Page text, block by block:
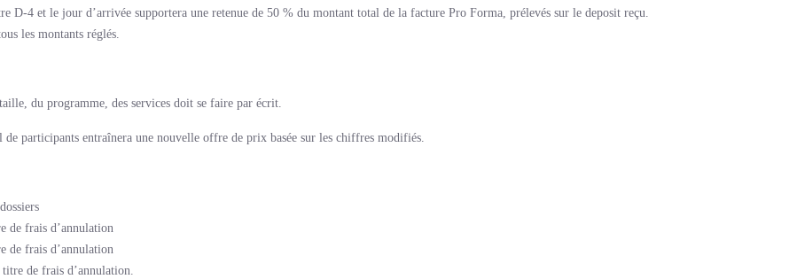
D-4 et le jour d’arrivée supportera une retenue de 50 % du montant total de la facture Pro Forma, prélevés sur le deposit reçu.
les montants réglés.
du programme, des services doit se faire par écrit.
participants entraînera une nouvelle offre de prix basée sur les chiffres modifiés.
de frais d’annulation
de frais d’annulation
de frais d’annulation.